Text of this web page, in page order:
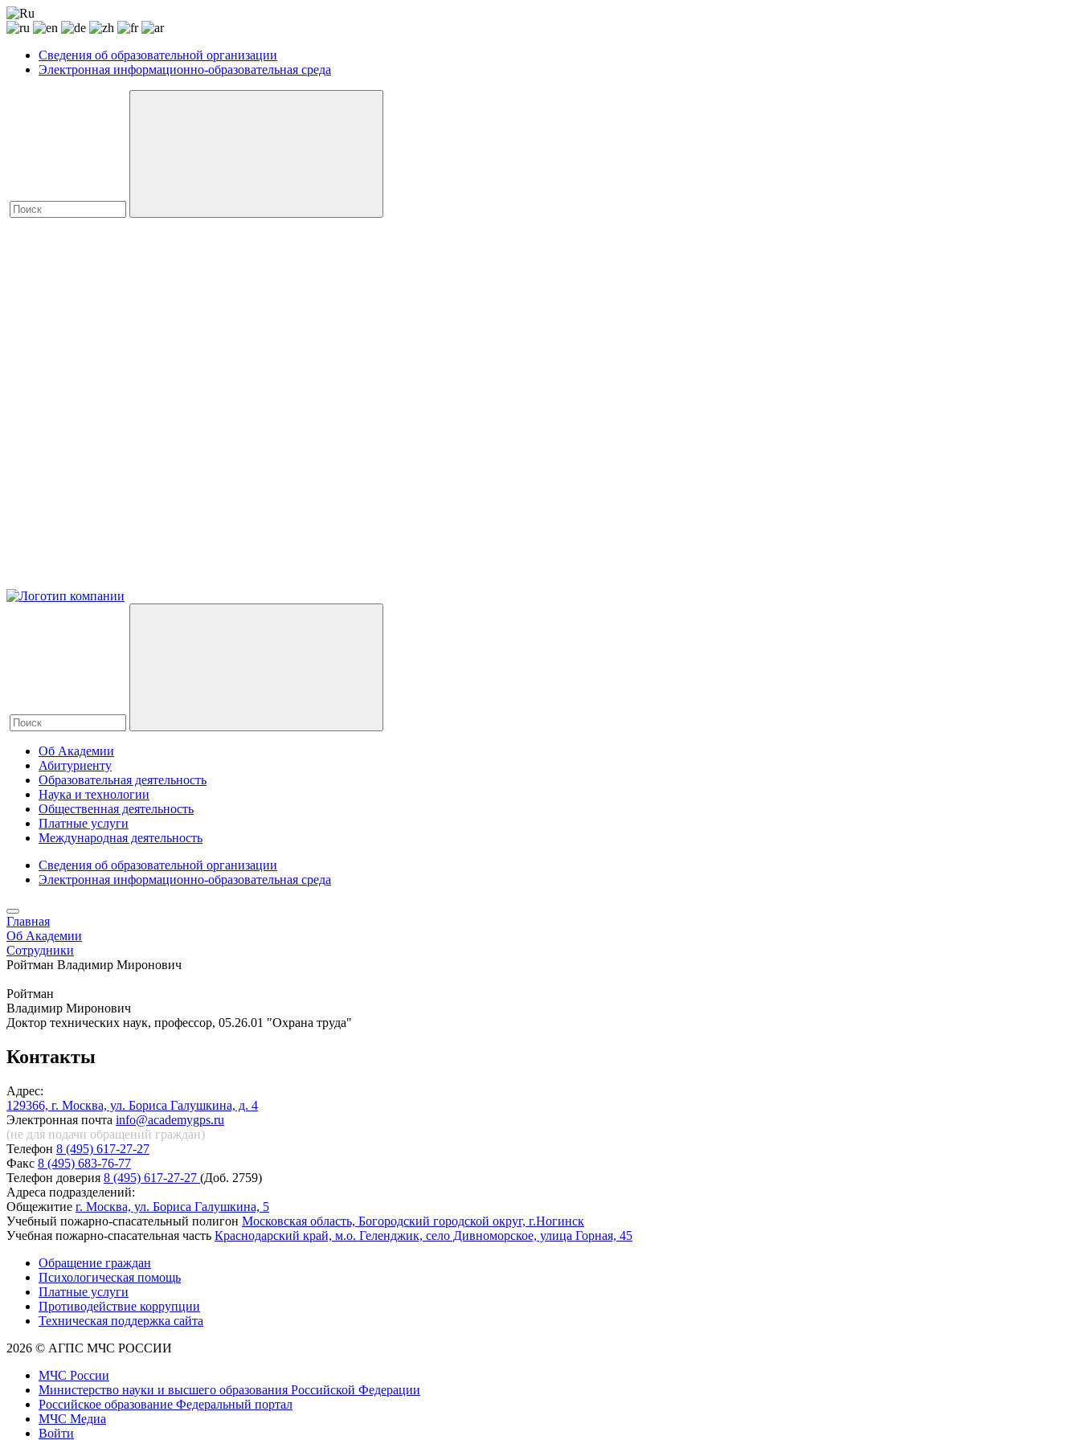
Сведения об образовательной организации
Электронная информационно-образовательная среда
Об Академии
Абитуриенту
Образовательная деятельность
Наука и технологии
Общественная деятельность
Платные услуги
Международная деятельность
Сведения об образовательной организации
Электронная информационно-образовательная среда
Главная
Об Академии
Сотрудники
Ройтман Владимир Миронович
Ройтман
Владимир Миронович
Доктор технических наук, профессор, 05.26.01 "Охрана труда"
Контакты
Адрес:
129366, г. Москва, ул. Бориса Галушкина, д. 4
Электронная почта info@academygps.ru
(не для подачи обращений граждан)
Телефон 8 (495) 617-27-27
Факс 8 (495) 683-76-77
Телефон доверия 8 (495) 617-27-27 (Доб. 2759)
Адреса подразделений:
Общежитие г. Москва, ул. Бориса Галушкина, 5
Учебный пожарно-спасательный полигон Московская область, Богородский городской округ, г.Ногинск
Учебная пожарно-спасательная часть Краснодарский край, м.о. Геленджик, село Дивноморское, улица Горная, 45
Обращение граждан
Психологическая помощь
Платные услуги
Противодействие коррупции
Техническая поддержка сайта
2026 © АГПС МЧС РОССИИ
МЧС России
Министерство науки и высшего образования Российской Федерации
Российское образование Федеральный портал
МЧС Медиа
Войти